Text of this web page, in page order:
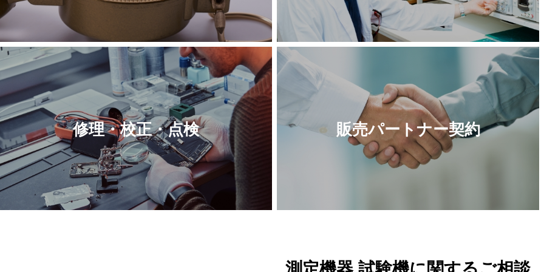
修理・校正・点検 販売パートナー契約